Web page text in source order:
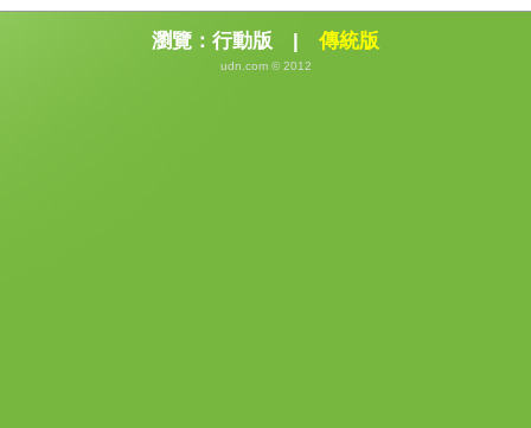
瀏覽： 行動版 | 傳統版
udn.com © 2012